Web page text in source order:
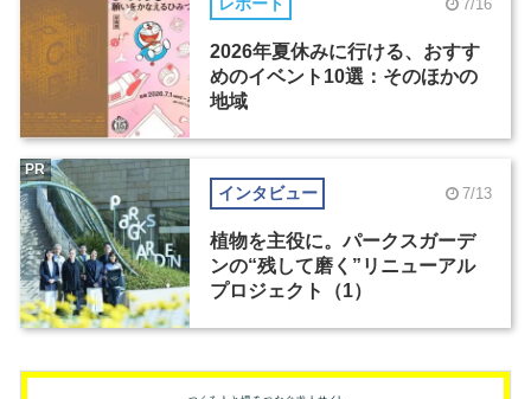
レポート 7/16
2026年夏休みに行ける、おすす
めのイベント10選：そのほかの
地域
インタビュー 7/13
植物を主役に。パークスガーデ
ンの“残して磨く”リニューアル
プロジェクト（1）
PR